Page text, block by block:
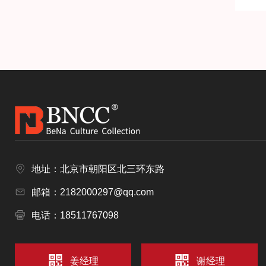
地址：北京市朝阳区北三环东路
邮箱：2182000297@qq.com
电话：18511767098
姜经理 谢经理